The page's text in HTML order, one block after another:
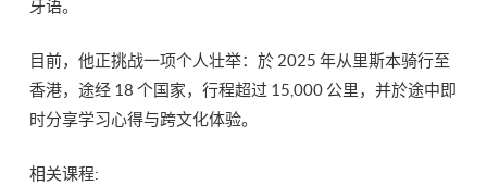
牙语。
目前，他正挑战一项个人壮举：於 2025 年从里斯本骑行至
香港，途经 18 个国家，行程超过 15,000 公里，并於途中即
时分享学习心得与跨文化体验。
相关课程: